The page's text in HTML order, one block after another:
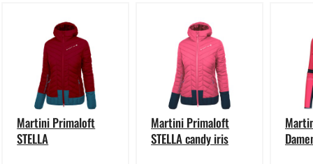
Martini Primaloft
STELLA
Martini Primaloft
STELLA candy iris